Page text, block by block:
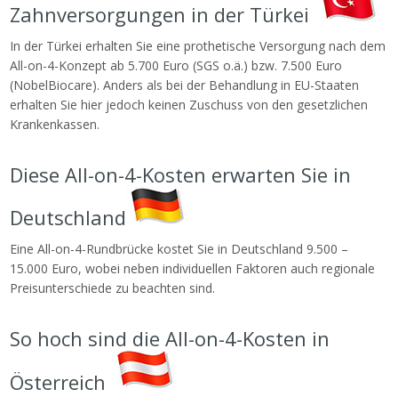
Zahnversorgungen in der Türkei
In der Türkei erhalten Sie eine prothetische Versorgung nach dem
All-on-4-Konzept ab 5.700 Euro (SGS o.ä.) bzw. 7.500 Euro
(NobelBiocare). Anders als bei der Behandlung in EU-Staaten
erhalten Sie hier jedoch keinen Zuschuss von den gesetzlichen
Krankenkassen.
Diese All-on-4-Kosten erwarten Sie in
Deutschland
Eine All-on-4-Rundbrücke kostet Sie in Deutschland 9.500 –
15.000 Euro, wobei neben individuellen Faktoren auch regionale
Preisunterschiede zu beachten sind.
So hoch sind die All-on-4-Kosten in
Österreich